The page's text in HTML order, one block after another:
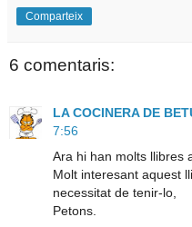
Comparteix
6 comentaris:
LA COCINERA DE
7:56
Ara hi han molts llibres
Molt interesant aquest
necessitat de tenir-lo,
Petons.